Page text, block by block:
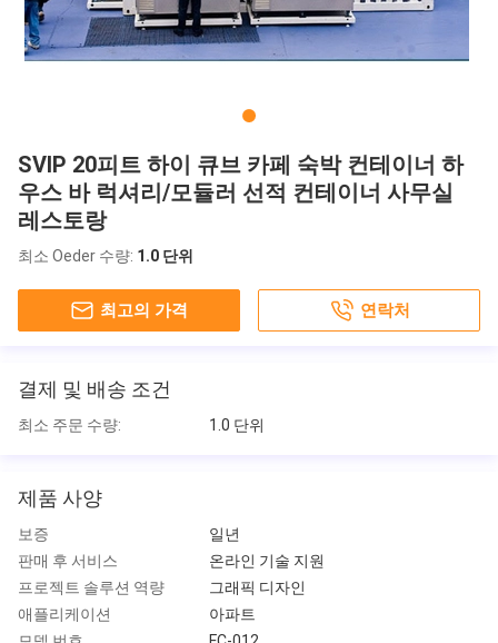
SVIP 20피트 하이 큐브 카페 숙박 컨테이너 하
우스 바 럭셔리/모듈러 선적 컨테이너 사무실
레스토랑
최소 Oeder 수량: 1.0 단위
최고의 가격 연락처
결제 및 배송 조건
최소 주문 수량: 1.0 단위
제품 사양
보증
일년
판매 후 서비스
온라인 기술 지원
프로젝트 솔루션 역량
그래픽 디자인
애플리케이션
아파트